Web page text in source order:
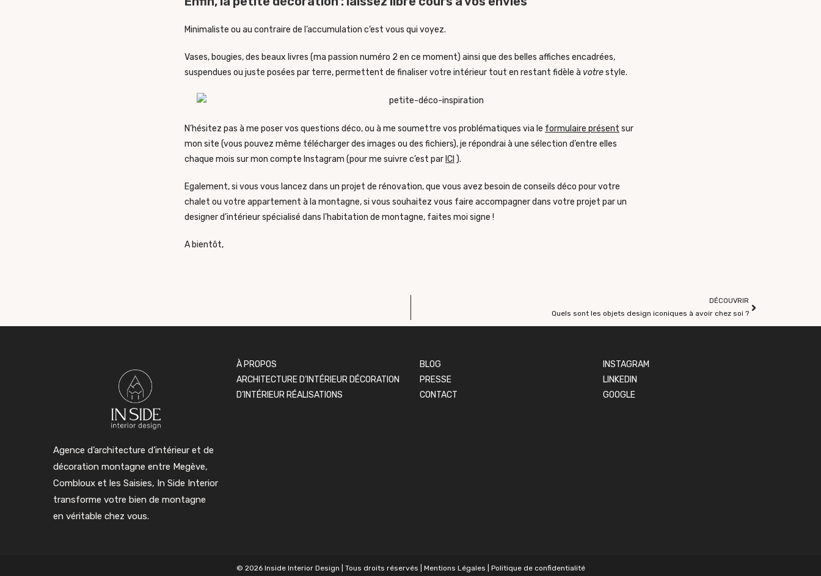
Minimaliste ou au contraire de l’accumulation c’est vous qui voyez.
Vases, bougies, des beaux livres (ma passion numéro 2 en ce moment) ainsi que des belles affiches encadrées,
suspendues ou juste posées par terre, permettent de finaliser votre intérieur tout en restant fidèle à votrestyle.
N’hésitez pas à me poser vos questions déco, ou à me soumettre vos problématiques via le formulaire présent sur
mon site (vous pouvez même télécharger des images ou des fichiers), je répondrai à une sélection d’entre elles
chaque mois sur mon compte Instagram (pour me suivre c’est par ICI ).
Egalement, si vous vous lancez dans un projet de rénovation, que vous avez besoin de conseils déco pour votre
chalet ou votre appartement à la montagne, si vous souhaitez vous faire accompagner dans votre projet par un
designer d’intérieur spécialisé dans l’habitation de montagne, faites moi signe !
A bientôt,
DÉCOUVRIR
Quels sont les objets design iconiques à avoir chez soi ?
Agence d’architecture d’intérieur et de
décoration montagne entre Megève,
Combloux et les Saisies, In Side Interior
transforme votre bien de montagne
en véritable chez vous.
À PROPOS
ARCHITECTURE D’INTÉRIEUR DÉCORATION
D’INTÉRIEUR RÉALISATIONS
BLOG
PRESSE
CONTACT
INSTAGRAM
LINKEDIN
GOOGLE
© 2026 Inside Interior Design | Tous droits réservés | Mentions Légales Politique de confidentialité